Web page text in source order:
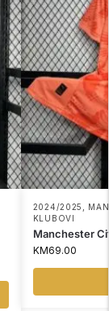
2024/2025
KLUBOVI
Manchester
KM69.00